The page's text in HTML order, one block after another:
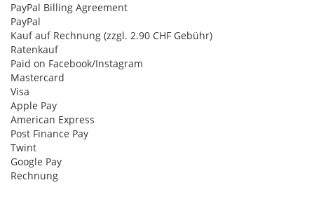
PayPal Billing Agreement
PayPal
Kauf auf Rechnung (zzgl. 2.90 CHF Gebühr)
Ratenkauf
Paid on Facebook/Instagram
Mastercard
Visa
Apple Pay
American Express
Post Finance Pay
Twint
Google Pay
Rechnung